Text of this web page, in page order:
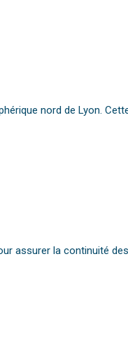
nord de Lyon.
assurer la continuité